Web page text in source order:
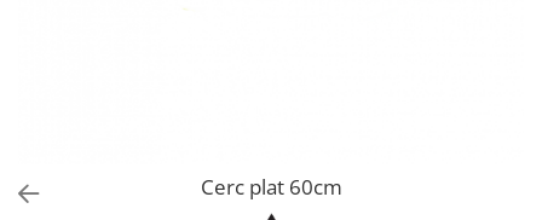
Mingi medicinale
Cerc plat 60cm